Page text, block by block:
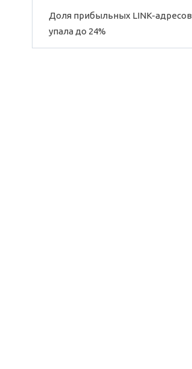
Доля прибыльных LINK-адресов
упала до 24%